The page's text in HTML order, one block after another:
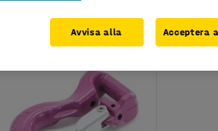
Avvisa alla Acceptera